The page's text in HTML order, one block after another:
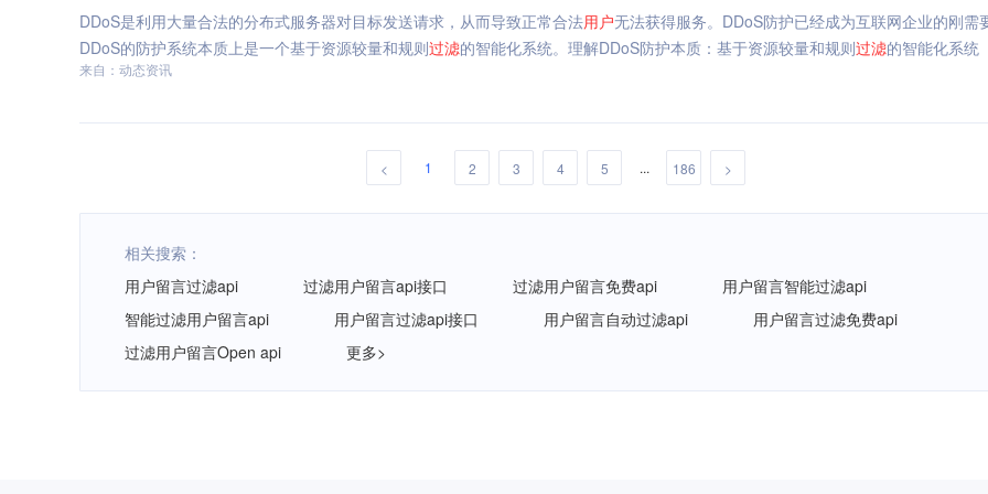
DDoS是利用大量合法的分布式服务器对目标发送请求，从而导致正常合法用户无法获得服务。DDoS防护已经成为互联网企业的刚需
DDoS的防护系统本质上是一个基于资源较量和规则过滤的智能化系统。理解DDoS防护本质：基于资源较量和规则过滤的智能化系统
来自：动态资讯
< 1 2 3 4 5 ... 186 >
相关搜索：
用户留言过滤api
过滤用户留言api接口 过滤用户留言免费api
用户留言智能过滤api
智能过滤用户留言api
用户留言过滤api接口 用户留言自动过滤api
用户留言过滤免费api
过滤用户留言Open api
更多>